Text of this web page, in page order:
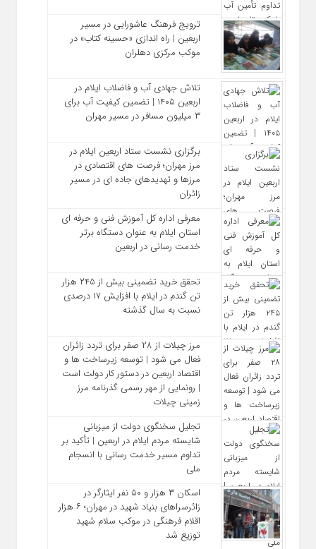
ترویج فرهنگ عاشورایی در مسیر
اربعین | راه‌ اندازی «حسینه کتاب» در
موکب مرکزی دهلران
تلاش جهادی آب و فاضلاب ایلام در
اربعین ۱۴۰۵ | تضمین کیفیت آب برای
۳ میلیون مسافر در مسیر مهران
برگزاری نشست ستاد اربعین ایلام در
مرز مهران؛ فرصت‌ های اقتصادی در
مرزها و تهدیدهای جاده‌ ای در مسیر
زائران
معرفی اداره کل آموزش فنی و حرفه‌ ای
استان ایلام به‌ عنوان دستگاه برتر
خدمت‌ رسانی در اربعین
تحقق خرید تضمینی بیش از ۲۴۵ هزار
تن گندم در ایلام با افزایش ۱۷ درصدی
نسبت به سال گذشته
مرز چیلات از ۲۸ صفر برای تردد زائران
فعال می‌ شود | توسعه زیرساخت‌ ها و
اقتصاد اربعین در دستور کار دولت است
| رونمایی از مهر رسمی گذرنامه مرز
زمینی چیلات
تجلیل سخنگوی دولت از میزبانی
شایسته مردم ایلام در اربعین | تأکید بر
تداوم مسیر خدمت‌ رسانی با انسجام
ملی
اسکان ۳ هزار و ۵۰ نفر ایثارگر در
زائرسراهای بنیاد شهید در مهران؛ ۶ هزار
اقلام فرهنگی در موکب سلام شهید
توزیع شد